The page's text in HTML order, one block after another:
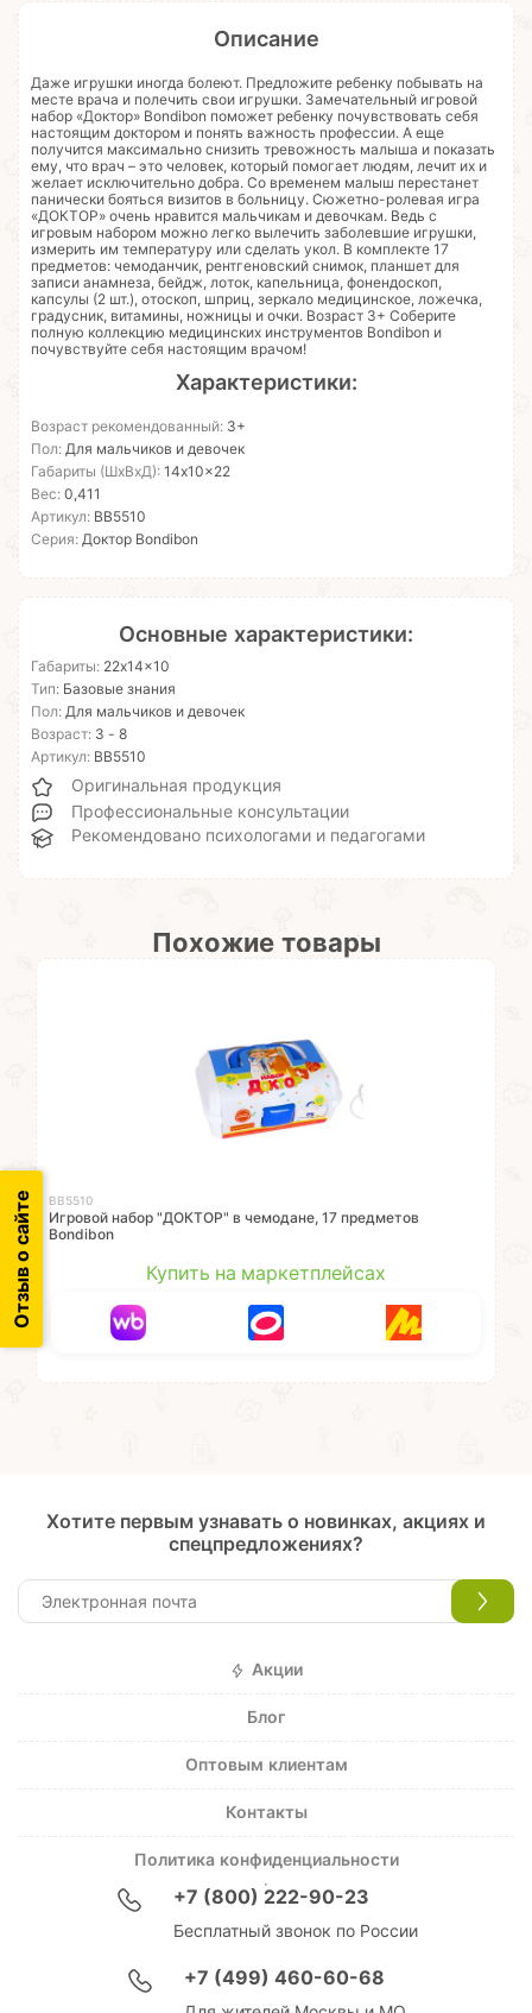
Описание
Даже игрушки иногда болеют. Предложите ребенку побывать на
месте врача и полечить свои игрушки. Замечательный игровой
набор «Доктор» Bondibon поможет ребенку почувствовать себя
настоящим доктором и понять важность профессии. А еще
получится максимально снизить тревожность малыша и показать
ему, что врач – это человек, который помогает людям, лечит их и
желает исключительно добра. Со временем малыш перестанет
панически бояться визитов в больницу. Сюжетно-ролевая игра
«ДОКТОР» очень нравится мальчикам и девочкам. Ведь с
игровым набором можно легко вылечить заболевшие игрушки,
измерить им температуру или сделать укол. В комплекте 17
предметов: чемоданчик, рентгеновский снимок, планшет для
записи анамнеза, бейдж, лоток, капельница, фонендоскоп,
капсулы (2 шт.), отоскоп, шприц, зеркало медицинское, ложечка,
градусник, витамины, ножницы и очки. Возраст 3+ Соберите
полную коллекцию медицинских инструментов Bondibon и
почувствуйте себя настоящим врачом!
Характеристики:
Возраст рекомендованный: 3+
Пол: Для мальчиков и девочек
Габариты (ШхВхД): 14x10x22
Вес: 0,411
Артикул: ВВ5510
Серия: Доктор Bondibon
Основные характеристики:
Габариты: 22x14x10
Тип: Базовые знания
Пол: Для мальчиков и девочек
Возраст: 3 - 8
Артикул: ВВ5510
Оригинальная продукция
Профессиональные консультации
Рекомендовано психологами и педагогами
Похожие товары
ВВ5510
Игровой набор "ДОКТОР" в чемодане, 17 предметов
Bondibon
Купить на маркетплейсах
Отзыв о сайте
Хотите первым узнавать о новинках, акциях и
спецпредложениях?
Акции
Блог
Оптовым клиентам
Контакты
Политика конфиденциальности
+7 (800) 222-90-23
Бесплатный звонок по России
+7 (499) 460-60-68